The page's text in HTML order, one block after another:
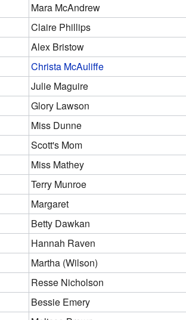
Mara McAndrew
Claire Phillips
Alex Bristow
Christa McAuliffe
Julie Maguire
Glory Lawson
Miss Dunne
Scott's Mom
Miss Mathey
Terry Munroe
Margaret
Betty Dawkan
Hannah Raven
Martha (Wilson)
Resse Nicholson
Bessie Emery